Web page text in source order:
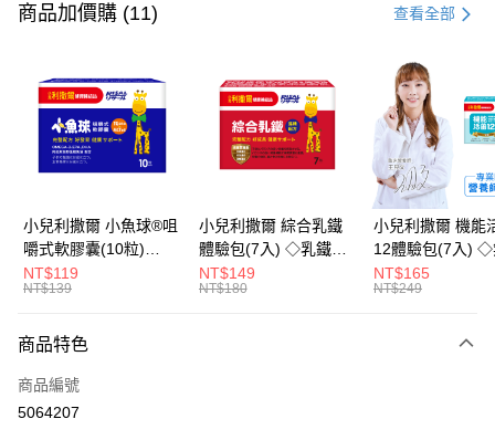
信用卡一次付款
LINE Pay
Apple Pay
街口支付
悠遊付
Google Pay
全盈+PAY
大哥付你分期
【大哥付你分期使用說明】
1.本服務由台灣大哥大提供，台灣大哥大用戶可立即使用無須另外申請。
AFTEE先享後付
商品加價購 (11) 查看全部
小兒利撒爾 小魚球®咀
嚼式軟膠囊(10粒)
◇OMEGA-
3(EPA+DHA)+rTG型魚
NT$119
NT$139
小兒利撒爾 綜合乳鐵
體驗包(7入) ◇乳鐵蛋
白+藻精蛋白+DHA藻
油+專利大豆卵磷脂 成
NT$149
NT$180
小兒利撒爾 機能
12體驗包(7入) ◇
糖添加◇
NT$165
NT$249
商品特色
商品編號
5064207